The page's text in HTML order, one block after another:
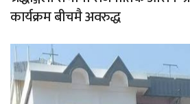
कार्यक्रम बीचमै अवरुद्ध